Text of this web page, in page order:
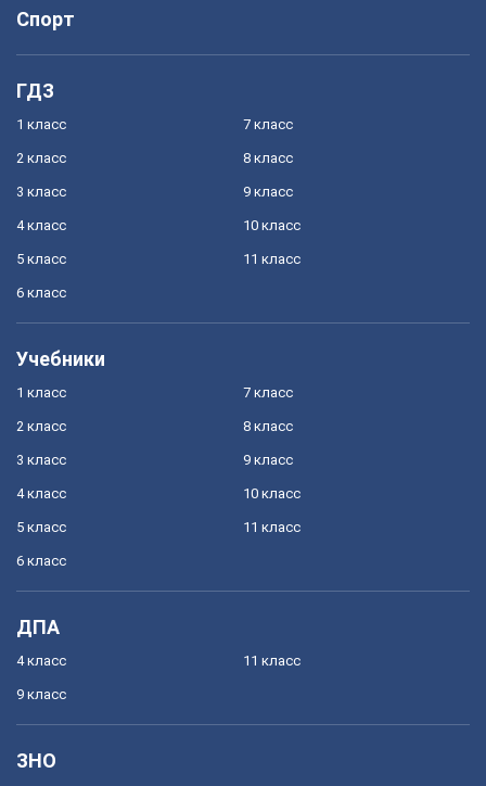
Спорт
ГДЗ
1 класс
2 класс
3 класс
4 класс
5 класс
6 класс
7 класс
8 класс
9 класс
10 класс
11 класс
Учебники
1 класс
2 класс
3 класс
4 класс
5 класс
6 класс
7 класс
8 класс
9 класс
10 класс
11 класс
ДПА
4 класс
9 класс
11 класс
ЗНО